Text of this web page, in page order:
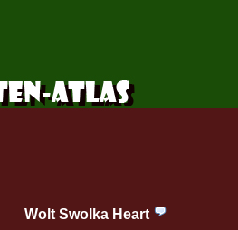
Wolt Swolka Heart